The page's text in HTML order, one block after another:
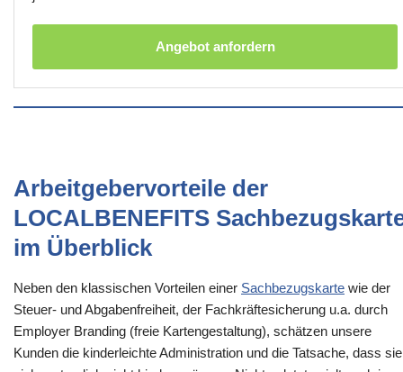
Angebot anfordern
Arbeitgebervorteile der
LOCALBENEFITS
im Überblick
Neben den klassischen Vorteilen einer Sachbezugskarte wie der
Steuer- und Abgabenfreiheit, der Fachkräftesicherung u.a. durch
Employer Branding (freie Kartengestaltung), schätzen unsere
Kunden die kinderleichte Administration und die Tatsache, dass sie